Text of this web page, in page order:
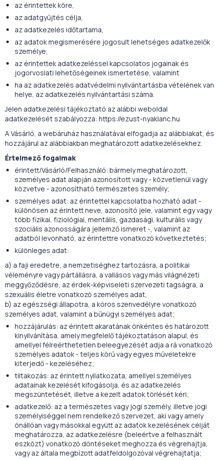
az érintettek köre,
az adatgyűjtés célja,
az adatkezelés időtartama,
az adatok megismerésére jogosult lehetséges adatkezelők
személye,
az érintettek adatkezeléssel kapcsolatos jogainak és
jogorvoslati lehetőségeinek ismertetése, valamint
ha az adatkezelés adatvédelmi nyilvántartásba vételének van
helye, az adatkezelés nyilvántartási száma.
Jelen adatkezelési tájékoztató az alábbi weboldal
adatkezelését szabályozza: https://ezust-nyaklanc.hu
A Vásárló, a webáruház használatával elfogadja az alábbiakat, és
hozzájárul az alábbiakban meghatározott adatkezelésekhez.
Értelmező fogalmak
érintett/Vásárló/Felhasználó: bármely meghatározott,
személyes adat alapján azonosított vagy - közvetlenül vagy
közvetve - azonosítható természetes személy;
személyes adat: az érintettel kapcsolatba hozható adat -
különösen az érintett neve, azonosító jele, valamint egy vagy
több fizikai, fiziológiai, mentális, gazdasági, kulturális vagy
szociális azonosságára jellemző ismeret -, valamint az
adatból levonható, az érintettre vonatkozó következtetés;
különleges adat:
a) a faji eredetre, a nemzetiséghez tartozásra, a politikai
véleményre vagy pártállásra, a vallásos vagy más világnézeti
meggyőződésre, az érdek-képviseleti szervezeti tagságra, a
szexuális életre vonatkozó személyes adat,
b) az egészségi állapotra, a kóros szenvedélyre vonatkozó
személyes adat, valamint a bűnügyi személyes adat;
hozzájárulás: az érintett akaratának önkéntes és határozott
kinyilvánítása, amely megfelelő tájékoztatáson alapul, és
amellyel félreérthetetlen beleegyezését adja a rá vonatkozó
személyes adatok - teljes körű vagy egyes műveletekre
kiterjedő - kezeléséhez;
tiltakozás: az érintett nyilatkozata, amellyel személyes
adatainak kezelését kifogásolja, és az adatkezelés
megszüntetését, illetve a kezelt adatok törlését kéri;
adatkezelő: az a természetes vagy jogi személy, illetve jogi
személyiséggel nem rendelkező szervezet, aki vagy amely
önállóan vagy másokkal együtt az adatok kezelésének célját
meghatározza, az adatkezelésre (beleértve a felhasznált
eszközt) vonatkozó döntéseket meghozza és végrehajtja,
vagy az általa megbízott adatfeldolgozóval végrehajtatja;